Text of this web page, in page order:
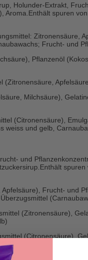
Holunder-Extrakt,
Aroma.Enthält spuren
Frucht- und
Pflanzenöl
Milchsäure),
(Citronensäure),
und gelb,
und
spuren
Frucht- und
(Zitronensäure),
(Citronensäure),